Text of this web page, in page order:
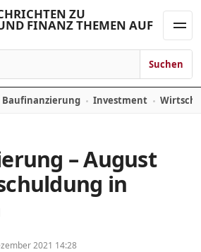
ZU
FINANZ THEMEN AUF
Suchen
Baufinanzierung Investment
– August
in
2021 14:28